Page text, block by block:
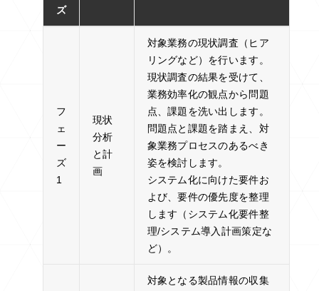
ズ
フ
ェ
ー
ズ
1
現状
分析
と計
画
対象業務の現状調査（ヒア
リングなど）を行います。
現状調査の結果を受けて、
業務効率化の観点から問題
点、課題を洗い出します。
問題点と課題を踏まえ、対
象業務プロセスのあるべき
姿を検討します。
システム化に向けた要件お
よび、要件の優先度を整理
します（システム化要件整
理/システム導入計画策定な
ど）。
対象となる製品情報の収集